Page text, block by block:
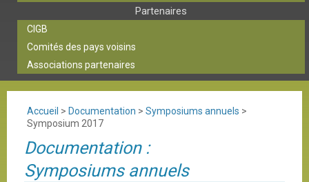
Partenaires
CIGB
Comités des pays voisins
Associations partenaires
Accueil > Documentation > Symposiums annuels >
Symposium 2017
Documentation :
Symposiums annuels